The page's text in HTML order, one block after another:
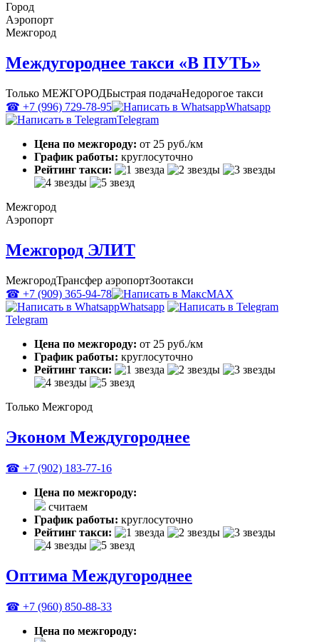
Город
Аэропорт
Межгород
Междугороднее такси «В ПУТЬ»
Только МЕЖГОРОДБыстрая подачаНедорогое такси
☎ +7 (996) 729-78-95
Whatsapp
Telegram
Цена по межгороду: от 25 руб./км
График работы: круглосуточно
Рейтинг такси:
Межгород
Аэропорт
Межгород ЭЛИТ
МежгородТрансфер аэропортЗоотакси
☎ +7 (909) 365-94-78
MAX
Whatsapp
Telegram
Цена по межгороду: от 25 руб./км
График работы: круглосуточно
Рейтинг такси:
Только Межгород
Эконом Междугороднее
☎ +7 (902) 183-77-16
Цена по межгороду:
считаем
График работы: круглосуточно
Рейтинг такси:
Оптима Междугороднее
☎ +7 (960) 850-88-33
Цена по межгороду: